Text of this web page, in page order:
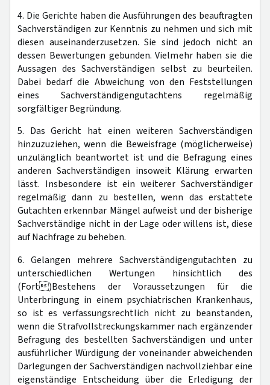
4. Die Gerichte haben die Ausführungen des beauftragten
Sachverständigen zur Kenntnis zu nehmen und sich mit
diesen auseinanderzusetzen. Sie sind jedoch nicht an
dessen Bewertungen gebunden. Vielmehr haben sie die
Aussagen des Sachverständigen selbst zu beurteilen.
Dabei bedarf die Abweichung von den Feststellungen
eines Sachverständigengutachtens regelmäßig
sorgfältiger Begründung.
5. Das Gericht hat einen weiteren Sachverständigen
hinzuzuziehen, wenn die Beweisfrage (möglicherweise)
unzulänglich beantwortet ist und die Befragung eines
anderen Sachverständigen insoweit Klärung erwarten
lässt. Insbesondere ist ein weiterer Sachverständiger
regelmäßig dann zu bestellen, wenn das erstattete
Gutachten erkennbar Mängel aufweist und der bisherige
Sachverständige nicht in der Lage oder willens ist, diese
auf Nachfrage zu beheben.
6. Gelangen mehrere Sachverständigengutachten zu
unterschiedlichen Wertungen hinsichtlich des
(Fort)Bestehens der Voraussetzungen für die
Unterbringung in einem psychiatrischen Krankenhaus,
so ist es verfassungsrechtlich nicht zu beanstanden,
wenn die Strafvollstreckungskammer nach ergänzender
Befragung des bestellten Sachverständigen und unter
ausführlicher Würdigung der voneinander abweichenden
Darlegungen der Sachverständigen nachvollziehbar eine
eigenständige Entscheidung über die Erledigung der